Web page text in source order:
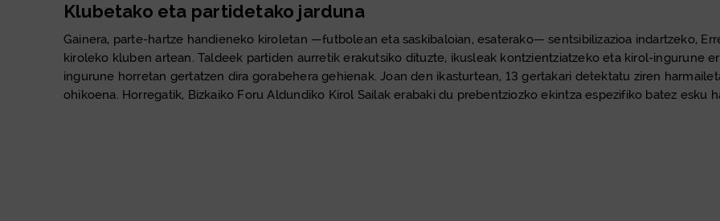
Klubetako eta partidetako jarduna
Gainera, parte-hartze handieneko kiroletan —futbolean eta saskibaloian, esaterako— sentsibilizazioa indartzeko,
kiroleko kluben artean. Taldeek partiden aurretik erakutsiko dituzte, ikusleak kontzientziatzeko eta kirol-ingurune
ingurune horretan gertatzen dira gorabehera gehienak. Joan den ikasturtean, 13 gertakari detektatu ziren
ohikoena. Horregatik, Bizkaiko Foru Aldundiko Kirol Sailak erabaki du prebentziozko ekintza espezifiko batez esku